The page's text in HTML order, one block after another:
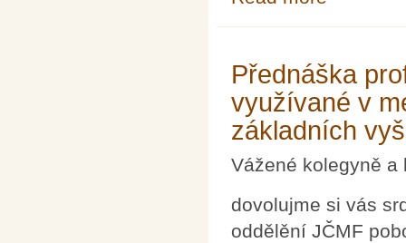
Přednáška
využívané v
základních
Vážené kolegyně a
dovolujme si vás
oddělění JČMF